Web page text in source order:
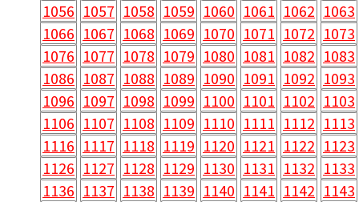
1056 1057 1058 1059 1060 1061 1062 1063
1066 1067 1068 1069 1070 1071 1072 1073
1076 1077 1078 1079 1080 1081 1082 1083
1086 1087 1088 1089 1090 1091 1092 1093
1096 1097 1098 1099 1100 1101 1102 1103
1106 1107 1108 1109 1110 1111 1112 1113
1116 1117 1118 1119 1120 1121 1122 1123
1126 1127 1128 1129 1130 1131 1132 1133
1136 1137 1138 1139 1140 1141 1142 1143